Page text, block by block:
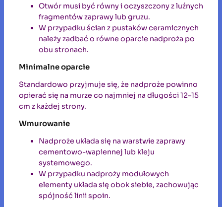
Otwór musi być równy i oczyszczony z luźnych
fragmentów zaprawy lub gruzu.
W przypadku ścian z pustaków ceramicznych
należy zadbać o równe oparcie nadproża po
obu stronach.
Minimalne oparcie
Standardowo przyjmuje się, że nadproże powinno
opierać się na murze co najmniej na długości 12–15
cm z każdej strony.
Wmurowanie
Nadproże układa się na warstwie zaprawy
cementowo-wapiennej lub kleju
systemowego.
W przypadku nadproży modułowych
elementy układa się obok siebie, zachowując
spójność linii spoin.